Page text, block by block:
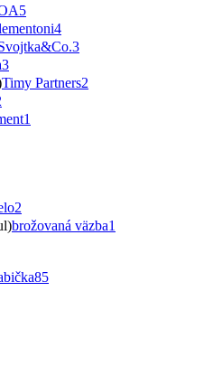
5
4
3
3
Timy Partners2
1
2
brožovaná väzba1
85